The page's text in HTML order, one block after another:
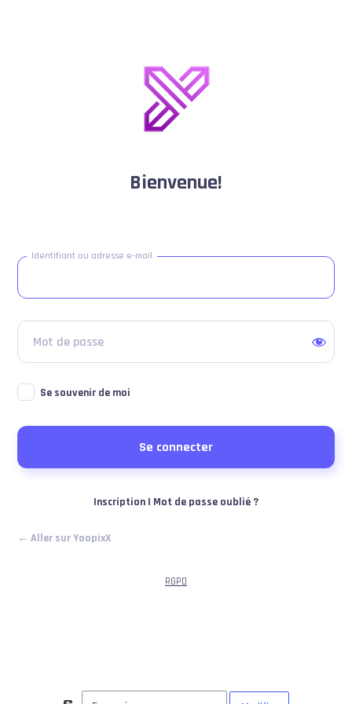
Bienvenue!
Identifiant ou adresse e-mail
Mot de passe
Se souvenir de moi
Inscription | Mot de passe oublié ?
← Aller sur YoopixX
RGPD